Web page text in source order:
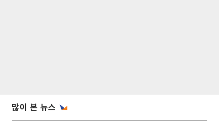
많이 본 뉴스